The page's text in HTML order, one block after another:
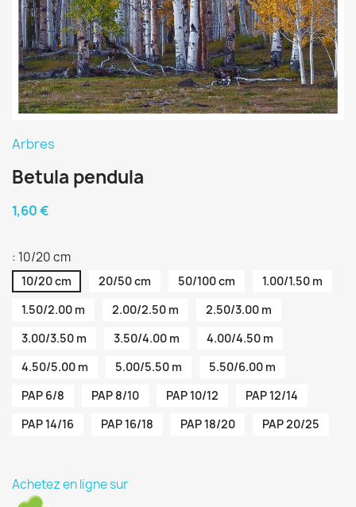
Arbres
Betula pendula
1,60 €
: 10/20 cm
10/20 cm 20/50 cm 50/100 cm
1.00/1.50 m
1.50/2.00 m
2.00/2.50 m
2.50/3.00 m
3.00/3.50 m
3.50/4.00 m
4.00/4.50 m
4.50/5.00 m
5.00/5.50 m
5.50/6.00 m
PAP 6/8
PAP 8/10 PAP 10/12
PAP 12/14
PAP 14/16
PAP 16/18 PAP 18/20 PAP 20/25
Achetez en ligne sur